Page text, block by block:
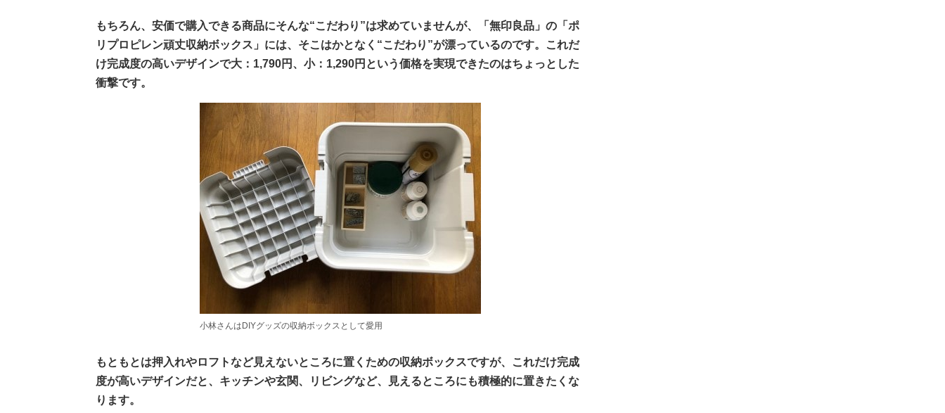
もちろん、安価で購入できる商品にそんな“こだわり”は求めていませんが、「無印良品」の「ポ
リプロピレン頑丈収納ボックス」には、そこはかとなく“こだわり”が漂っているのです。これだ
け完成度の高いデザインで大：1,790円、小：1,290円という価格を実現できたのはちょっとした
衝撃です。
小林さんはDIYグッズの収納ボックスとして愛用
もともとは押入れやロフトなど見えないところに置くための収納ボックスですが、これだけ完成
度が高いデザインだと、キッチンや玄関、リビングなど、見えるところにも積極的に置きたくな
ります。